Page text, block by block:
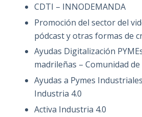
CDTI – INNODEMANDA
Promoción del sector del
pódcast y otras formas de
Ayudas Digitalización
madrileñas – Comunidad
Ayudas a Pymes
Industria 4.0
Activa Industria 4.0